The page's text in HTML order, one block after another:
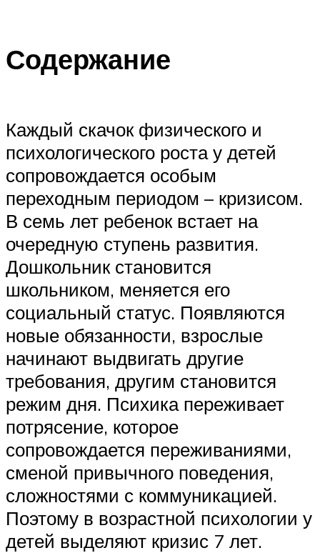
Содержание
Каждый скачок физического и
психологического роста у детей
сопровождается особым
переходным периодом – кризисом.
В семь лет ребенок встает на
очередную ступень развития.
Дошкольник становится
школьником, меняется его
социальный статус. Появляются
новые обязанности, взрослые
начинают выдвигать другие
требования, другим становится
режим дня. Психика переживает
потрясение, которое
сопровождается переживаниями,
сменой привычного поведения,
сложностями с коммуникацией.
Поэтому в возрастной психологии у
детей выделяют кризис 7 лет.